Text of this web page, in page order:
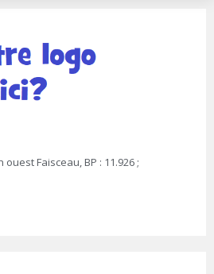
Faisceau, BP : 11.926 ;